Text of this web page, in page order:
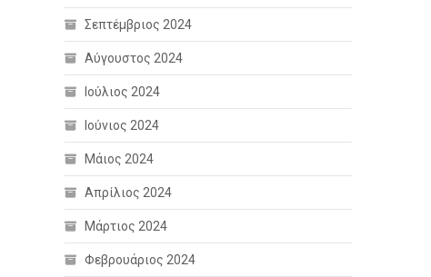
Σεπτέμβριος 2024
Αύγουστος 2024
Ιούλιος 2024
Ιούνιος 2024
Μάιος 2024
Απρίλιος 2024
Μάρτιος 2024
Φεβρουάριος 2024